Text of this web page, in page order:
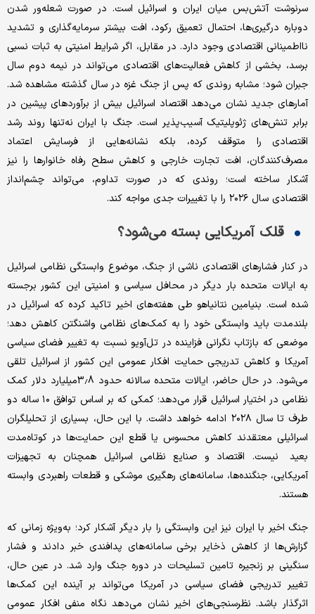
سرنوشت آتش‌بس میان ایران و اسرائیل است. در صورت شعله‌ور شدن
دوباره درگیری‌ها، احتمال تعمیق رکود، افت بیشتر سرمایه‌گذاری و تشدید
نااطمینانی اقتصادی وجود دارد. در مقابل، اگر شرایط امنیتی به ثبات نسبی
برسد، بخشی از کاهش فعالیت‌های اقتصادی می‌تواند در نیمه دوم سال
جبران شود؛ مشابه روندی که پس از جنگ غزه در سال گذشته مشاهده شد.
آمارهای جدید نشان می‌دهد اقتصاد اسرائیل بیش از برآوردهای پیشین در
برابر تنش‌های ژئوپلیتیک آسیب‌پذیر است. جنگ با ایران نه‌تنها روند رشد
اقتصادی را متوقف کرده، بلکه نشانه‌هایی از فرسایش اعتماد
مصرف‌کنندگان، افت تجارت خارجی و کاهش سطح رفاه خانوارها را نیز
آشکار ساخته است؛ روندی که در صورت تداوم، می‌تواند چشم‌انداز
اقتصادی سال ۲۰۲۶ را با تغییرات جدی مواجه کند.
قلک آمریکایی بسته می‌شود؟
در کنار فشارهای اقتصادی ناشی از جنگ، موضوع وابستگی نظامی اسرائیل
به ایالات متحده بار دیگر در محافل سیاسی و امنیتی این کشور برجسته
شده است. بنیامین نتانیاهو طی هفته‌های اخیر تاکید کرده که اسرائیل در
بلندمدت باید وابستگی خود را به کمک‌های نظامی واشنگتن کاهش دهد؛
موضعی که بازتاب نگرانی فزاینده در تل‌آویو نسبت به تغییر فضای سیاسی
آمریکا و کاهش تدریجی حمایت افکار عمومی این کشور از اسرائیل تلقی
می‌شود. در حال حاضر، ایالات متحده سالانه حدود 3.8میلیارد دلار کمک
نظامی در اختیار اسرائیل قرار می‌دهد؛ کمکی که بر اساس توافق ۱۰ ساله دو
طرف تا سال ۲۰۲۸ ادامه خواهد داشت. با این حال، بسیاری از تحلیلگران
اسرائیلی معتقدند کاهش محسوس یا قطع این حمایت‌ها در کوتاه‌مدت
بعید نیست. اقتصاد و صنایع نظامی اسرائیل همچنان به تجهیزات
آمریکایی، جنگنده‌ها، سامانه‌های رهگیری موشکی و قطعات راهبردی وابسته‌
هستند.
جنگ اخیر با ایران نیز این وابستگی را بار دیگر آشکار کرد؛ به‌ویژه زمانی که
گزارش‌ها از کاهش ذخایر برخی سامانه‌های پدافندی خبر دادند و فشار
سنگینی بر زنجیره تامین تسلیحات در دوره جنگ وارد شد. در عین حال،
تغییر تدریجی فضای سیاسی در آمریکا می‌تواند بر آینده این کمک‌ها
اثرگذار باشد. نظرسنجی‌های اخیر نشان می‌دهد نگاه منفی افکار عمومی